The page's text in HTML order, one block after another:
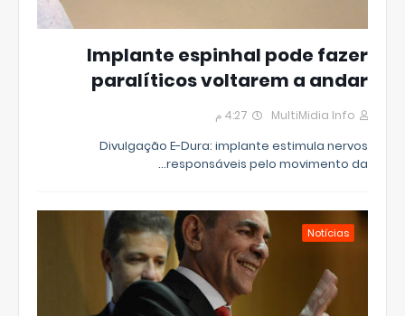
Implante espinhal pode fazer
paralíticos voltarem a andar
MultiMidia Info 4:27 م
Divulgação E-Dura: implante estimula nervos
responsáveis pelo movimento da…
Notícias